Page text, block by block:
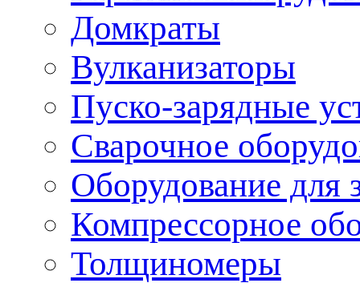
Домкраты
Вулканизаторы
Пуско-зарядные
Сварочное
Оборудование для
Компрессорное
Толщиномеры